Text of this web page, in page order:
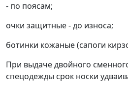
- по поясам;
очки защитные - до износа;
ботинки кожаные (сапоги
При выдаче двойного
спецодежды срок носки